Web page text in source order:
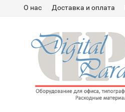
О нас Доставка и оплата